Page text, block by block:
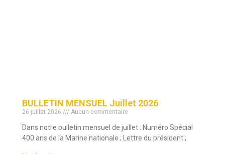
BULLETIN MENSUEL Juillet 2026
26 juillet 2026 Aucun commentaire
Dans notre bulletin mensuel de juillet : Numéro Spécial
400 ans de la Marine nationale ; Lettre du président ;